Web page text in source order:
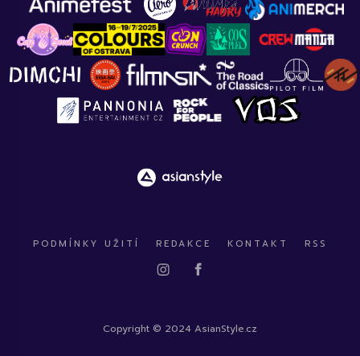
PODMÍNKY UŽITÍ REDAKCE KONTAKT RSS
Copyright © 2024 AsianStyle.cz